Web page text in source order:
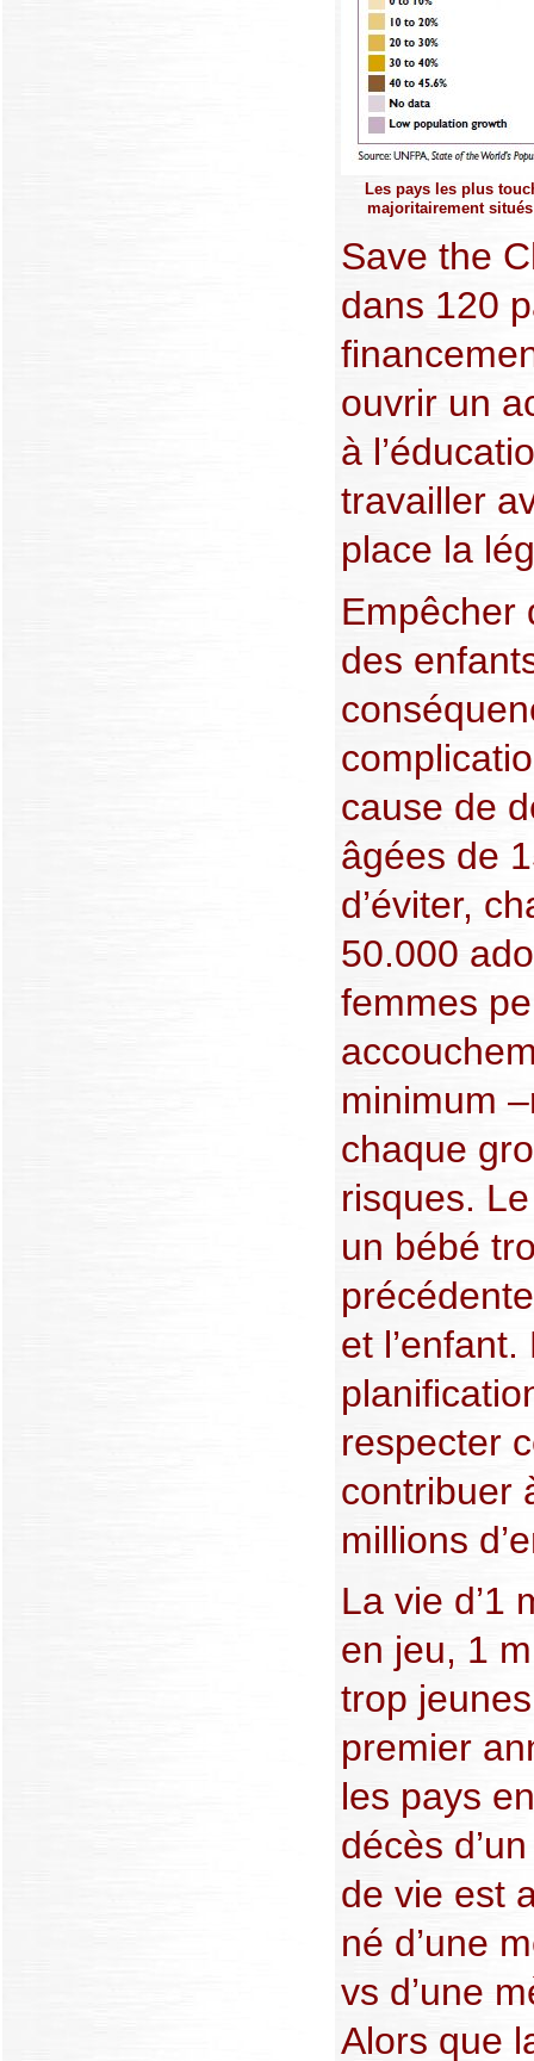
Les pays les plus
majoritairement
Save the
dans 120
ouvrir un
à
travailler
place la
Empêcher
des
cause de
âgées de
d’éviter,
50.000
femmes
minimum
chaque
risques.
un bébé
et
respecter
contribuer
millions
La vie d’1
en jeu, 1
trop
premier
les pays
décès
de vie est
né d’une
vs d’une
Alors que